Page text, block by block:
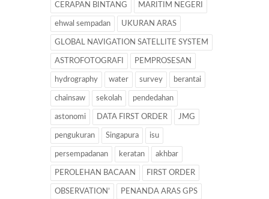
CERAPAN BINTANG MARITIM NEGERI
ehwal sempadan UKURAN ARAS
GLOBAL NAVIGATION SATELLITE SYSTEM
ASTROFOTOGRAFI PEMPROSESAN
hydrography water survey berantai
chainsaw sekolah pendedahan
astonomi DATA FIRST ORDER JMG
pengukuran Singapura isu
persempadanan keratan akhbar
PEROLEHAN BACAAN FIRST ORDER
OBSERVATION’ PENANDA ARAS GPS